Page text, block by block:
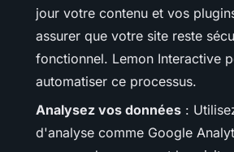
jour votre contenu et vos
assurer que votre site reste
fonctionnel. Lemon Interactive
automatiser ce processus.
Analysez vos données :
d'analyse comme Google